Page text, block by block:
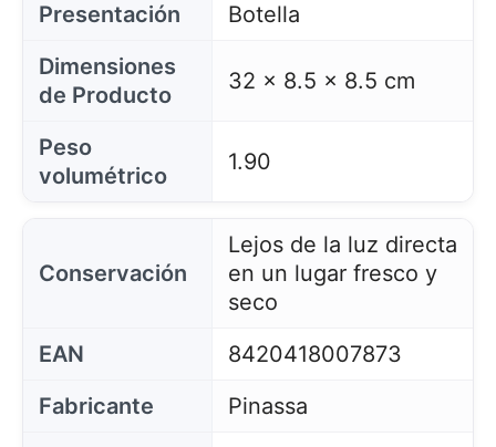
Presentación
Botella
Dimensiones
de Producto
32 x 8.5 x 8.5 cm
Peso
volumétrico
1.90
Conservación
Lejos de la luz directa
en un lugar fresco y
seco
EAN
8420418007873
Fabricante
Pinassa